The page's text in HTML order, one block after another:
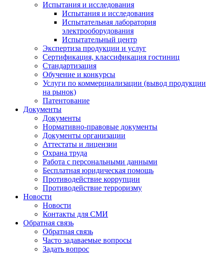
Испытания и исследования
Испытания и исследования
Испытательная лаборатория
электрооборудования
Испытательный центр
Экспертиза продукции и услуг
Сертификация, классификация гостиниц
Стандартизация
Обучение и конкурсы
Услуги по коммерциализации (вывод продукции
на рынок)
Патентование
Документы
Документы
Нормативно-правовые документы
Документы организации
Аттестаты и лицензии
Охрана труда
Работа с персональными данными
Бесплатная юридическая помощь
Противодействие коррупции
Противодействие терроризму
Новости
Новости
Контакты для СМИ
Обратная связь
Обратная связь
Часто задаваемые вопросы
Задать вопрос